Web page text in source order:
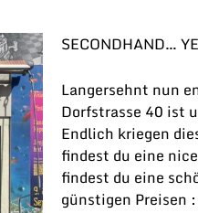
SECONDHAND…
Langersehnt nun
Dorfstrasse 40 ist
Endlich kriegen
findest du eine
findest du eine
günstigen Preisen